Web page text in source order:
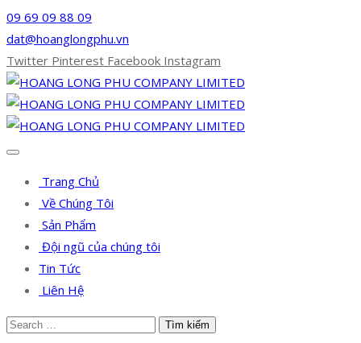
09 69 09 88 09
dat@hoanglongphu.vn
Twitter Pinterest Facebook Instagram
Trang Chủ
Về Chúng Tôi
Sản Phẩm
Đội ngũ của chúng tôi
Tin Tức
Liên Hệ